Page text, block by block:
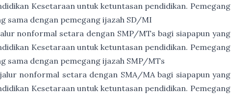
Kesetaraan untuk ketuntasan pendidikan. Pemegang
sama dengan pemegang ijazah SD/MI
nonformal setara dengan SMP/MTs bagi siapapun yang
Kesetaraan untuk ketuntasan pendidikan. Pemegang
sama dengan pemegang ijazah SMP/MTs
nonformal setara dengan SMA/MA bagi siapapun yang
Kesetaraan untuk ketuntasan pendidikan. Pemegang